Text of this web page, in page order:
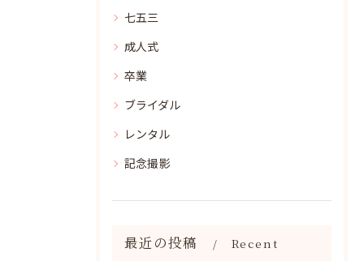
七五三
成人式
卒業
ブライダル
レンタル
記念撮影
最近の投稿
Recent